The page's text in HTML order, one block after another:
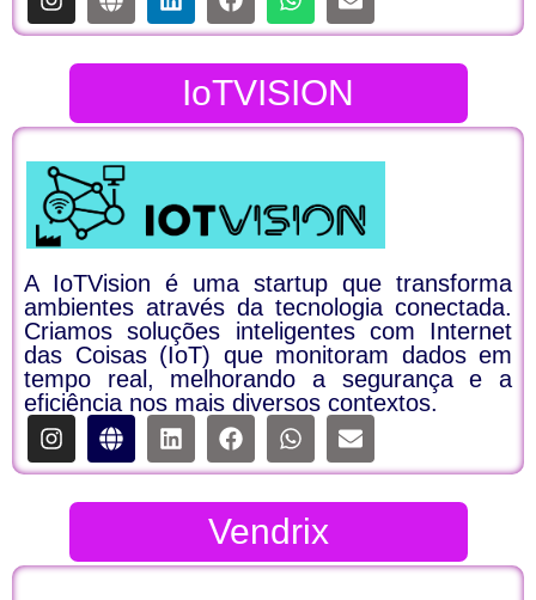
IoTVISION
A IoTVision é uma startup que transforma
ambientes através da tecnologia conectada.
Criamos soluções inteligentes com Internet
das Coisas (IoT) que monitoram dados em
tempo real, melhorando a segurança e a
eficiência nos mais diversos contextos.
Vendrix